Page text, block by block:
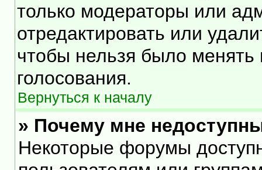
только модераторы или
отредактировать или
чтобы нельзя было менять
голосования.
Вернуться к началу
» Почему мне
Некоторые форумы